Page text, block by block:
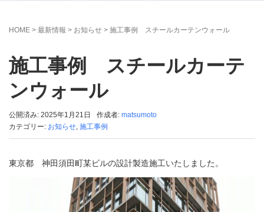
HOME > 最新情報 > お知らせ > 施工事例 スチールカーテンウォール
施工事例 スチールカーテ
ンウォール
公開済み: 2025年1月21日 作成者: matsumoto
カテゴリー: お知らせ, 施工事例
東京都 神田須田町某ビルの設計製造施工いたしました。